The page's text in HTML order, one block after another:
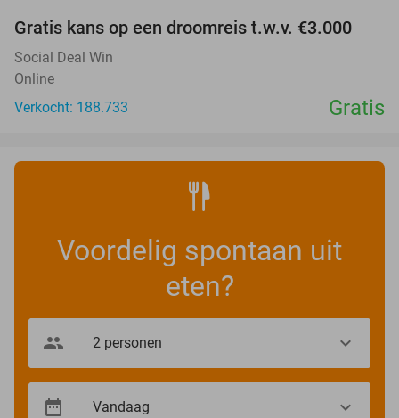
Gratis kans op een droomreis t.w.v. €3.000
Social Deal Win
Online
Verkocht: 188.733
Gratis
Voordelig spontaan uit
eten?